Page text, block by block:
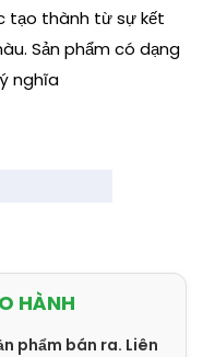
tạo thành từ sự kết
Sản phẩm có dạng
nghĩa
HÀNH
phẩm bán ra. Liên